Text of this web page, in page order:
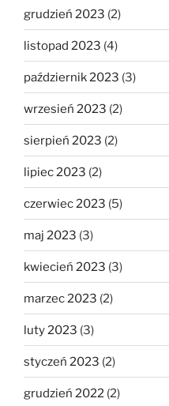
grudzień 2023 (2)
listopad 2023 (4)
październik 2023 (3)
wrzesień 2023 (2)
sierpień 2023 (2)
lipiec 2023 (2)
czerwiec 2023 (5)
maj 2023 (3)
kwiecień 2023 (3)
marzec 2023 (2)
luty 2023 (3)
styczeń 2023 (2)
grudzień 2022 (2)